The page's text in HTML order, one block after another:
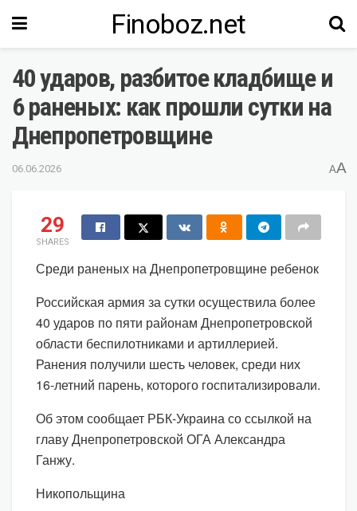
Finoboz.net
40 ударов, разбитое кладбище и
6 раненых: как прошли сутки на
Днепропетровщине
06.06.2026 AA
29
SHARES
Среди раненых на Днепропетровщине ребенок
Российская армия за сутки осуществила более
40 ударов по пяти районам Днепропетровской
области беспилотниками и артиллерией.
Ранения получили шесть человек, среди них
16-летний парень, которого госпитализировали.
Об этом сообщает РБК-Украина со ссылкой на
главу Днепропетровской ОГА Александра
Ганжу.
Никопольщина